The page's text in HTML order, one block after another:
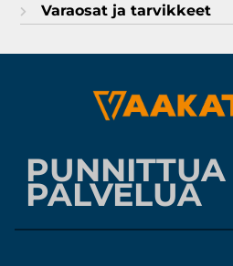
Varaosat ja tarvikkeet
PUNNITTUA
PALVELUA